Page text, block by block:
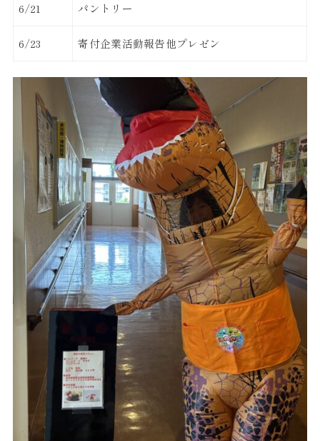
6/21 パントリー
6/23 寄付企業活動報告他プレゼン